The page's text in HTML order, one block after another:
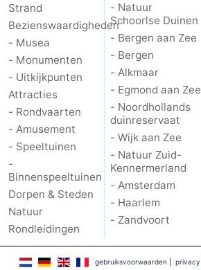
Medische
adressen
Regio
Noord-
Holland
Natuur
Schoorlse
Duinen
Bergen
aan
Zee
-
Bergen
-
Alkmaar
-
Egmond
Strand
Bezienswaardigheden
- Musea
- Monumenten
- Uitkijkpunten
Attracties
- Rondvaarten
- Amusement
- Speeltuinen
-
Binnenspeeltuinen
Dorpen & Steden
Natuur
Rondleidingen
- Natuur
Schoorlse Duinen
- Bergen aan Zee
- Bergen
- Alkmaar
- Egmond aan Zee
- Noordhollands
duinreservaat
- Wijk aan Zee
- Natuur Zuid-
Kennermerland
- Amsterdam
- Haarlem
- Zandvoort
gebruiksvoorwaarden privacy